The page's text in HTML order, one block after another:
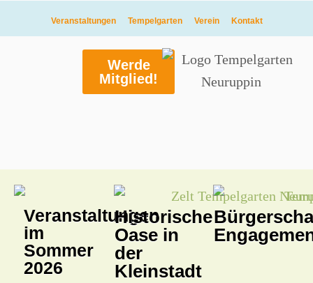
Veranstaltungen Tempelgarten Verein Kontakt
Werde
Mitglied!
Veranstaltungen
im
Sommer
2026
Historische
Oase in
der
Kleinstadt